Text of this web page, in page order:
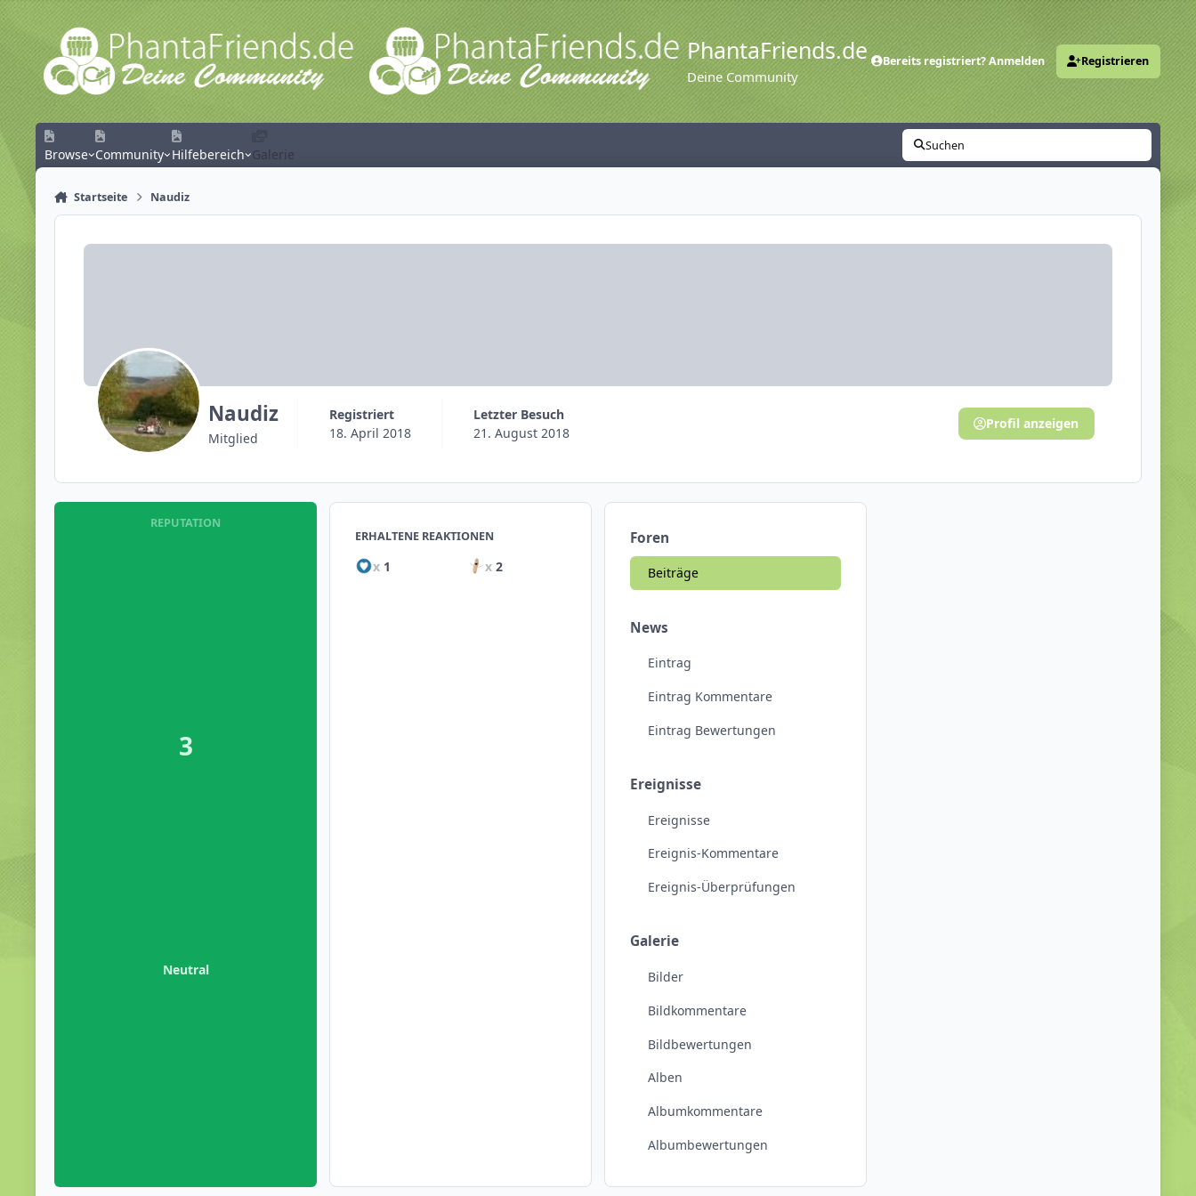
Zum Inhalt springen
PhantaFriends.de
Deine Community
Bereits registriert? Anmelden Registrieren
Browse Community Hilfebereich Galerie
Suchen
Startseite Naudiz
Naudiz
Mitglied
Registriert
18. April 2018
Letzter Besuch
21. August 2018
Profil anzeigen
REPUTATION
3
Neutral
ERHALTENE REAKTIONEN
x 1 x2
Foren
Beiträge
News
Eintrag
Eintrag Kommentare
Eintrag Bewertungen
Ereignisse
Ereignisse
Ereignis-Kommentare
Ereignis-Überprüfungen
Galerie
Bilder
Bildkommentare
Bildbewertungen
Alben
Albumkommentare
Albumbewertungen